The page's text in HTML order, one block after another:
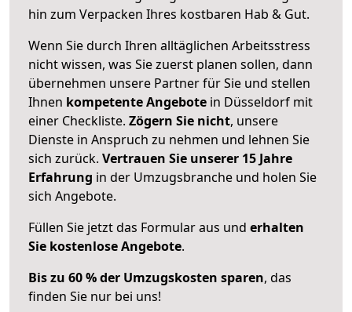
hin zum Verpacken Ihres kostbaren Hab & Gut.
Wenn Sie durch Ihren alltäglichen Arbeitsstress
nicht wissen, was Sie zuerst planen sollen, dann
übernehmen unsere Partner für Sie und stellen
Ihnen kompetente Angebote in Düsseldorf mit
einer Checkliste. Zögern Sie nicht, unsere
Dienste in Anspruch zu nehmen und lehnen Sie
sich zurück. Vertrauen Sie unserer 15 Jahre
Erfahrung in der Umzugsbranche und holen Sie
sich Angebote.
Füllen Sie jetzt das Formular aus und erhalten
Sie kostenlose Angebote.
Bis zu 60 % der Umzugskosten sparen, das
finden Sie nur bei uns!